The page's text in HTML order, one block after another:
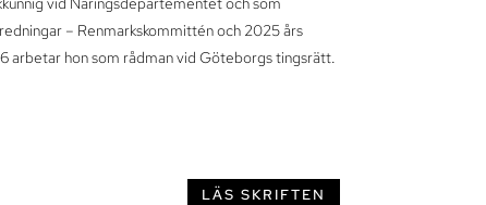
– Renmarkskommittén och 2025 års
arbetar hon som rådman vid Göteborgs tingsrätt.
LÄS SKRIFTEN